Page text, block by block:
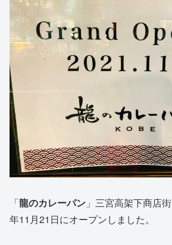
「龍のカレーパン 」三宮高架下商店街
年11月21日にオープンしました。